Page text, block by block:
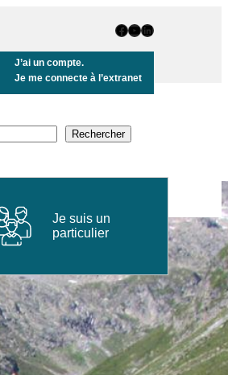
Page Facebook
Chaine Youtube
Page LinkedIn
J’ai un compte.
Je me connecte à l’extranet
Rechercher
Je suis un
particulier